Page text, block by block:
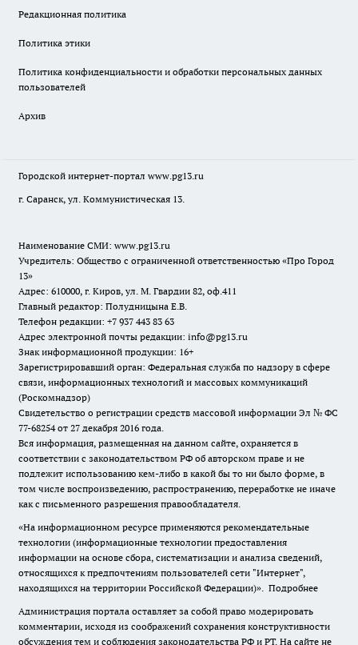
Редакционная политика
Политика этики
Политика конфиденциальности и обработки персональных данных
пользователей
Архив
Городской интернет-портал www.pg13.ru
г. Саранск, ул. Коммунистическая 13.
Наименование СМИ: www.pg13.ru
Учредитель: Общество с ограниченной ответственностью «Про Город
13»
Адрес: 610000, г. Киров, ул. М. Гвардии 82, оф.411
Главный редактор: Полудницына Е.В.
Телефон редакции: +7 937 443 83 63
Адрес электронной почты редакции: info@pg13.ru
Знак информационной продукции: 16+
Зарегистрировавший орган: Федеральная служба по надзору в сфере
связи, информационных технологий и массовых коммуникаций
(Роскомнадзор)
Свидетельство о регистрации средств массовой информации Эл № ФС
77-68254 от 27 декабря 2016 года.
Вся информация, размещенная на данном сайте, охраняется в
соответствии с законодательством РФ об авторском праве и не
подлежит использованию кем-либо в какой бы то ни было форме, в
том числе воспроизведению, распространению, переработке не иначе
как с письменного разрешения правообладателя.
«На информационном ресурсе применяются рекомендательные
технологии (информационные технологии предоставления
информации на основе сбора, систематизации и анализа сведений,
относящихся к предпочтениям пользователей сети "Интернет",
находящихся на территории Российской Федерации)». Подробнее
Администрация портала оставляет за собой право модерировать
комментарии, исходя из соображений сохранения конструктивности
обсуждения тем и соблюдения законодательства РФ и РТ. На сайте не